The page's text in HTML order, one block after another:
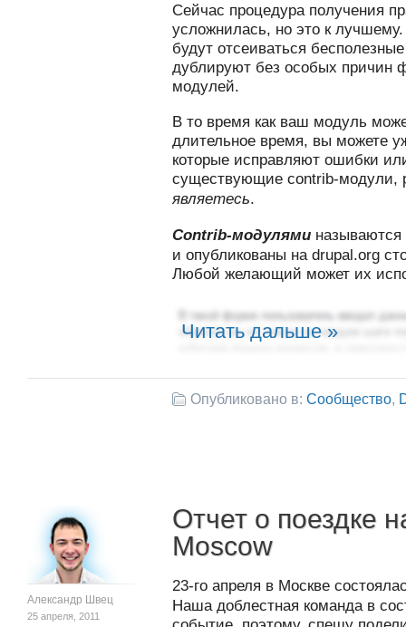
Сейчас процедура получения
усложнилась, но это к
будут отсеиваться
дублируют без особых причин
модулей.
В то время как ваш модуль
длительное время, вы можете
которые исправляют ошибки
существующие contrib-модули,
являетесь.
Contrib-модулями
и опубликованы на drupal.org
Любой желающий может их
Читать дальше »
Опубликовано в: Сообщество,
Александр Швец
25 апреля, 2011
Отчет о поездке
Moscow
23-го апреля в Москве
Наша доблестная команда в